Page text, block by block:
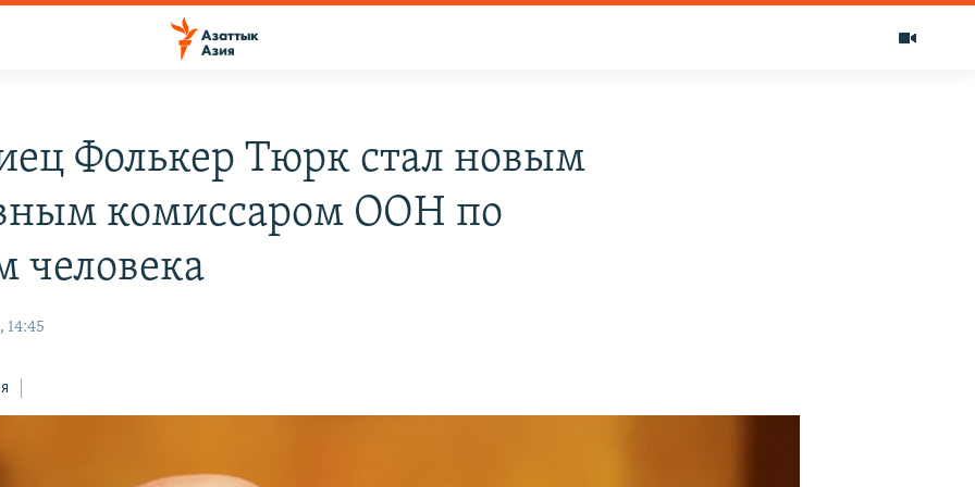
Фолькер Тюрк стал новым
комиссаром ООН по
человека
14:45